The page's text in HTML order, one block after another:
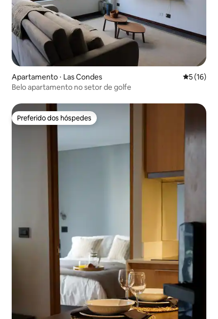
Apartamento ⋅ Las Condes 5 de uma
5 (16)
Belo apartamento no setor de golfe
Preferido dos hóspedes
Preferido dos hóspedes